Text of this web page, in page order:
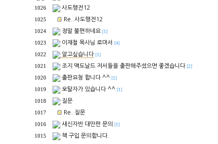
1026 사도행전12
1025 Re..사도행전12
1024 정말 불편하네요 [1]
1023 이재철 목사님 로마서 [4]
1022 알고싶습니다 [1]
1021 조지 맥도날드 저서들을 출판해주셨으면 좋겠습니다 [2]
1020 출판요청 합니다 ^^ [1]
1019 오탈자가 있습니다 ^^ [1]
1018 질문
1017 Re..질문
1016 새신자반 대만판 문의 [1]
1015 책 구입 문의합니다.